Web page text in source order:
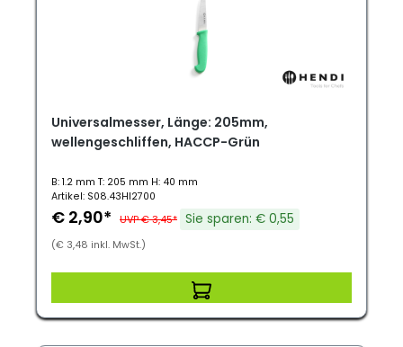
Universalmesser, Länge: 205mm,
wellengeschliffen, HACCP-Grün
B: 1.2 mm T: 205 mm H: 40 mm
Artikel: S08.43HI2700
€ 2,90* UVP € 3,45* Sie sparen: € 0,55
(€ 3,48 inkl. MwSt.)